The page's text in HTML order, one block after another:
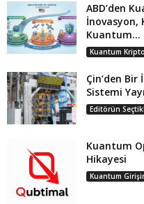
ABD’den
İnovasyon,
Kuantum...
Kuantum
Çin’den
Sistemi
Editörün
Kuantum
Hikayesi
Kuantum